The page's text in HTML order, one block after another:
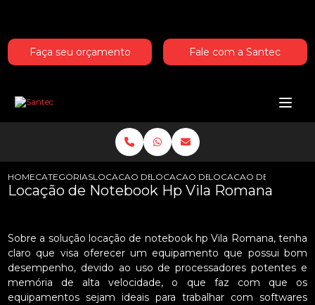
Faça seu orçamento Fale com a Santec
HOMECATEGORIASLOCACAO DE NOTEBOOKS HP
LOCACAO DE NOTEBOOK HP PARA
LOCACAO DE
Locação de Notebook Hp Vila Romana
Sobre a solução locação de notebook hp Vila Romana, tenha
claro que visa oferecer um equipamento que possui bom
desempenho, devido ao uso de processadores potentes e
memória de alta velocidade, o que faz com que os
equipamentos sejam ideais para trabalhar com softwares